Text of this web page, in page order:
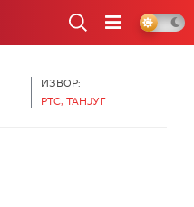
ИЗВОР:
РТС, ТАНЈУГ